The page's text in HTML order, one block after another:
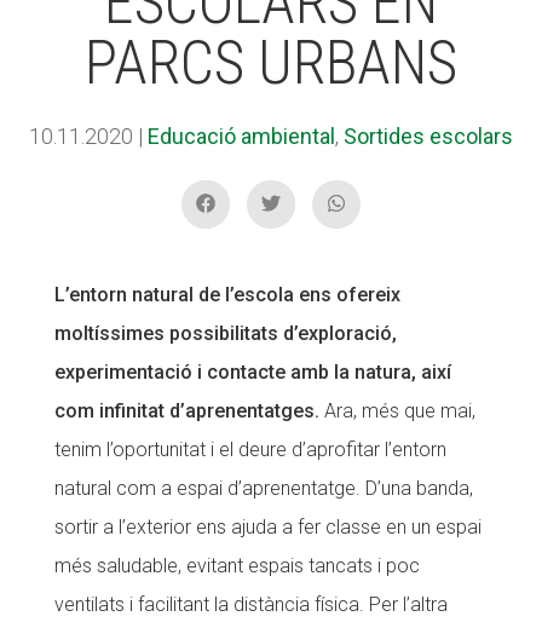
PARCS URBANS
10.11.2020 | Educació ambiental , Sortides escolars
L’entorn natural de l’escola ens ofereix
moltíssimes possibilitats d’exploració,
experimentació i contacte amb la natura, així
com infinitat d’aprenentatges. Ara, més que mai,
tenim l’oportunitat i el deure d’aprofitar l’entorn
natural com a espai d’aprenentatge. D’una banda,
sortir a l’exterior ens ajuda a fer classe en un espai
més saludable, evitant espais tancats i poc
ventilats i facilitant la distància física. Per l’altra
ESPLAIS
SUPORT TERCER SECTOR
CONEIX FUNDESPLAI